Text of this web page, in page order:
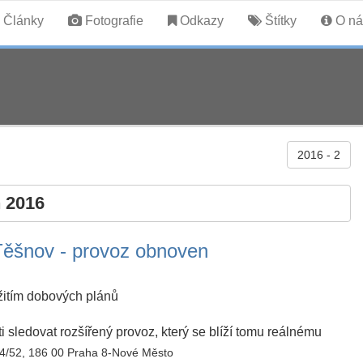
Články Fotografie Odkazy Štítky O
2016 - 2
2016
- provoz obnoven
dobových plánů
rozšířený provoz, který se blíží tomu reálnému
52, 186 00 Praha 8-Nové Město